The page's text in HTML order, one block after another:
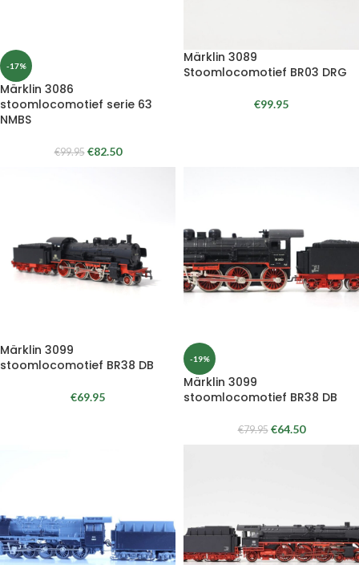
-17%
Märklin 3086
stoomlocomotief serie 63
NMBS
€99.95 €82.50
Märklin 3089
Stoomlocomotief BR03 DRG
€99.95
Märklin 3099
stoomlocomotief BR38 DB
€69.95
-19%
Märklin 3099
stoomlocomotief BR38 DB
€79.95 €64.50